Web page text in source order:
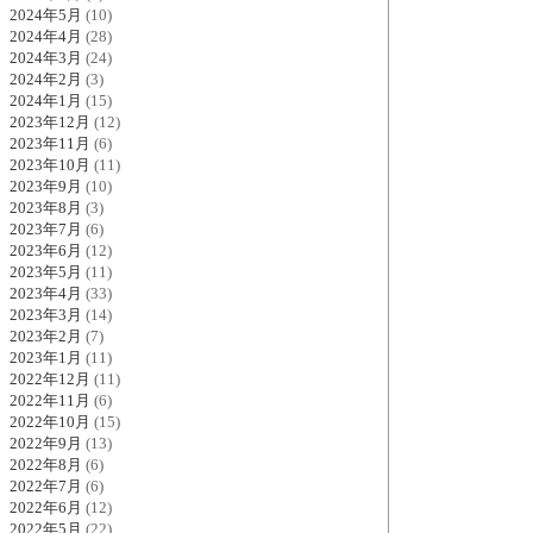
2024年5月 (10)
2024年4月 (28)
2024年3月 (24)
2024年2月 (3)
2024年1月 (15)
2023年12月 (12)
2023年11月 (6)
2023年10月 (11)
2023年9月 (10)
2023年8月 (3)
2023年7月 (6)
2023年6月 (12)
2023年5月 (11)
2023年4月 (33)
2023年3月 (14)
2023年2月 (7)
2023年1月 (11)
2022年12月 (11)
2022年11月 (6)
2022年10月 (15)
2022年9月 (13)
2022年8月 (6)
2022年7月 (6)
2022年6月 (12)
2022年5月 (22)